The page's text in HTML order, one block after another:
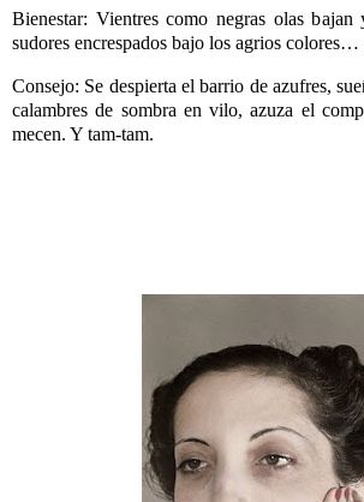
Bienestar: Vientres como negras olas
sudores encrespados bajo los agrios colores…
Consejo: Se despierta el barrio de azufres,
calambres de sombra en vilo, azuza el
mecen. Y tam-tam.